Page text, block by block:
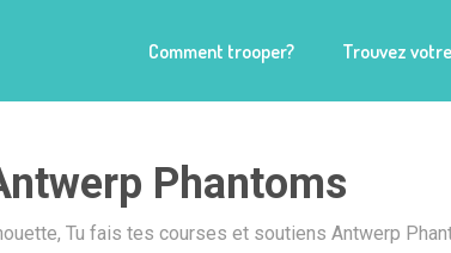
Comment trooper? Trouvez
Phantoms
Tu fais tes courses et soutiens Antwerp